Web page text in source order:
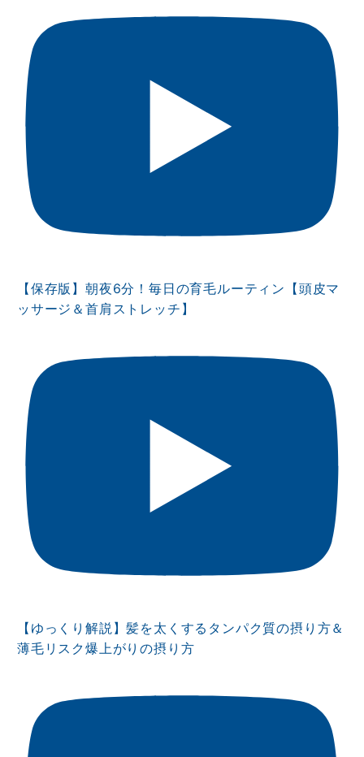
【保存版】朝夜6分！毎日の育毛ルーティン【頭皮マ
ッサージ＆首肩ストレッチ】
【ゆっくり解説】髪を太くするタンパク質の摂り方＆
薄毛リスク爆上がりの摂り方